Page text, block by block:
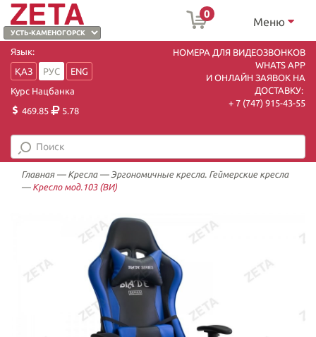
0
Меню
Язык:
ҚАЗ
РУС
ENG
Курс Нацбанка
469.85
5.78
НОМЕРА ДЛЯ ВИДЕОЗВОНКОВ
WHATS APP
И ОНЛАЙН ЗАЯВОК НА
ДОСТАВКУ:
+ 7 (747) 915-43-55
Главная— Кресла— Эргономичные кресла. Геймерские кресла
— Кресло мод.103 (ВИ)